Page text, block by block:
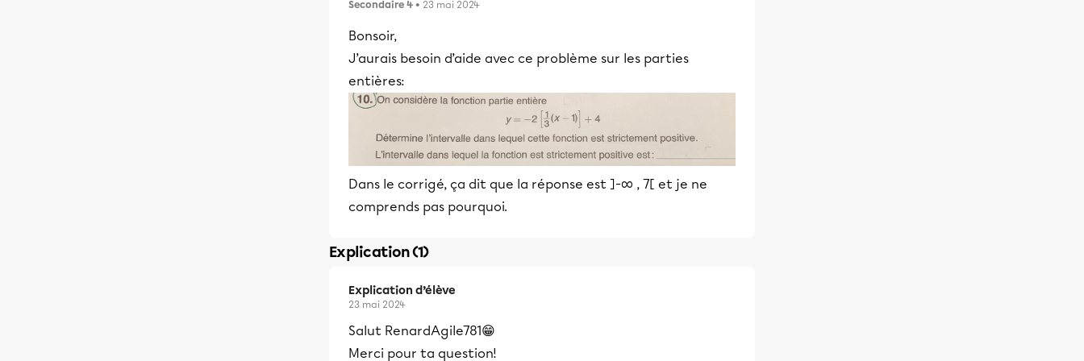
Secondaire 4 • 23 mai 2024
Bonsoir,
J’aurais besoin d’aide avec ce problème sur les parties
entières:
Dans le corrigé, ça dit que la réponse est ]-∞ , 7[ et je ne
comprends pas pourquoi.
Explication (1)
Explication d’élève
23 mai 2024
Salut RenardAgile781😁
Merci pour ta question!